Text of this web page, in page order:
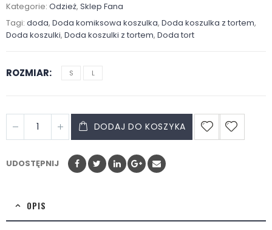
Kategorie: Odzież, Sklep Fana
Tagi: doda, Doda komiksowa koszulka, Doda koszulka z tortem,
Doda koszulki, Doda koszulki z tortem, Doda tort
ROZMIAR S L
DODAJ DO KOSZYKA
UDOSTĘPNIJ
OPIS